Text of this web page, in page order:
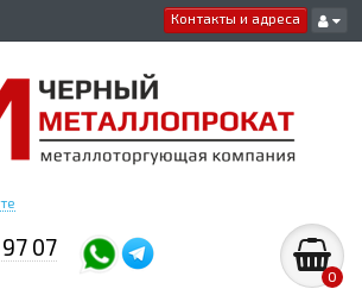
Контакты и адреса
07
0